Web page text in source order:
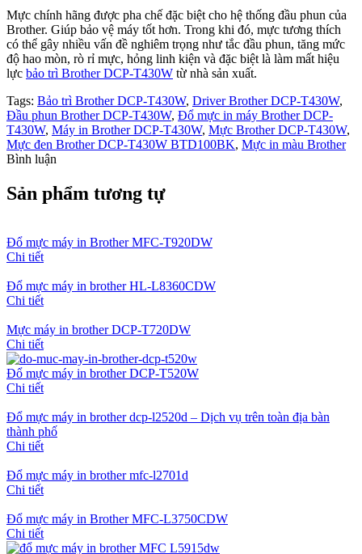
Mực chính hãng được pha chế đặc biệt cho hệ thống đầu phun của
Brother. Giúp bảo vệ máy tốt hơn. Trong khi đó, mực tương thích
có thể gây nhiều vấn đề nghiêm trọng như tắc đầu phun, tăng mức
độ hao mòn, rò rỉ mực, hỏng linh kiện và đặc biệt là làm mất hiệu
lực bảo trì Brother DCP-T430W từ nhà sản xuất.
Tags: Bảo trì Brother DCP-T430W, Driver Brother DCP-T430W,
Đầu phun Brother DCP-T430W, Đổ mực in máy Brother DCP-
T430W, Máy in Brother DCP-T430W, Mực Brother DCP-T430W,
Mực đen Brother DCP-T430W BTD100BK, Mực in màu Brother
Bình luận
Sản phẩm tương tự
Đổ mực máy in Brother MFC-T920DW
Chi tiết
Đổ mực máy in brother HL-L8360CDW
Chi tiết
Mực máy in brother DCP-T720DW
Chi tiết
Đổ mực máy in brother DCP-T520W
Chi tiết
Đổ mực máy in brother dcp-l2520d – Dịch vụ trên toàn địa bàn
thành phố
Chi tiết
Đổ mực máy in brother mfc-l2701d
Chi tiết
Đổ mực máy in Brother MFC-L3750CDW
Chi tiết